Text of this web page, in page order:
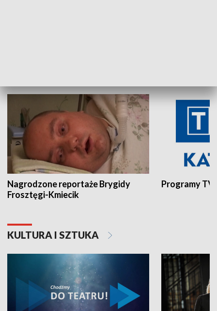
Nagrodzone reportaże Brygidy
Frosztęgi-Kmiecik
Programy
KULTURA I SZTUKA